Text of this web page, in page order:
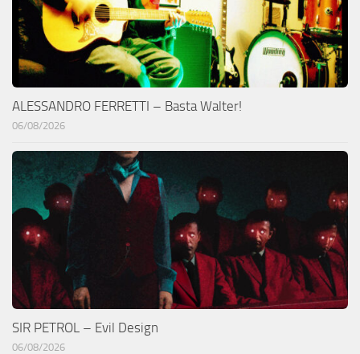
ALESSANDRO FERRETTI – Basta Walter!
06/08/2026
SIR PETROL – Evil Design
06/08/2026